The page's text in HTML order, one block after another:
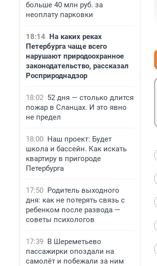
больше 40 млн руб. за
неоплату парковки
18:14 На каких реках
Петербурга чаще всего
нарушают природоохранное
законодательство, рассказал
Росприроднадзор
18:02 52 дня — столько длится
пожар в Сланцах. И это явно
не предел
18:00 Наш проект: Будет
школа и бассейн. Как искать
квартиру в пригороде
Петербурга
17:50 Родитель выходного
дня: как не потерять связь с
ребенком после развода —
советы психологов
17:39 В Шереметьево
пассажирки опоздали на
самолёт и побежали за ним